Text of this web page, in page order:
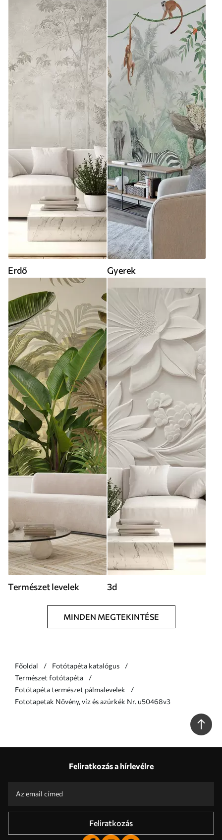
Erdő Gyerek
Természet levelek 3d
MINDEN MEGTEKINTÉSE
Főoldal
Fotótapéta katalógus
Természet fotótapéta
Fotótapéta természet pálmalevelek
Fototapetak Növény, víz és azúrkék Nr. u50468v3
Feliratkozás a hírlevélre
Feliratkozás